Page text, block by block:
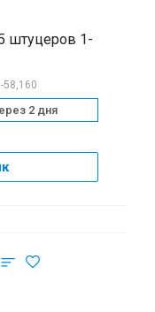
штуцеров 1-
58,160
2 дня